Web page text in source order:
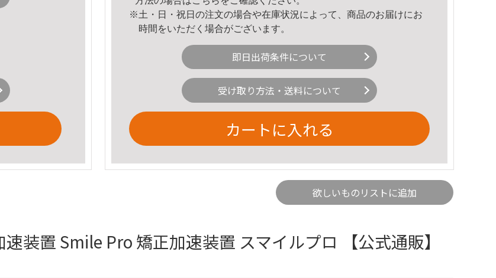
※土・日・祝日の注文の場合や在庫状況によって、商品のお届けにお
時間をいただく場合がございます。
即日出荷条件について
受け取り方法・送料について
カートに入れる
欲しいものリストに追加
装置 Smile Pro 矯正加速装置 スマイルプロ 【公式通販】